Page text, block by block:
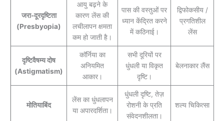
जरा-दूरदृष्टिता
(Presbyopia)
आयु बढ़ने के
कारण लेंस की
लचीलापन क्षमता
कम हो जाती है।
पास की वस्तुओं पर
ध्यान केंद्रित करने
में कठिनाई।
द्विफोकसीय /
प्रगतिशील
लेंस
दृष्टिवैषम्य दोष
(Astigmatism)
कॉर्निया का
अनियमित
आकार।
सभी दूरियों पर
धुंधली या विकृत
दृष्टि।
बेलनाकार लैंस
मोतियाबिंद
लेंस का धुंधलापन
या अपारदर्शिता।
धुंधली दृष्टि, तेज़
रोशनी के प्रति
संवेदनशीलता।
शल्य चिकित्सा